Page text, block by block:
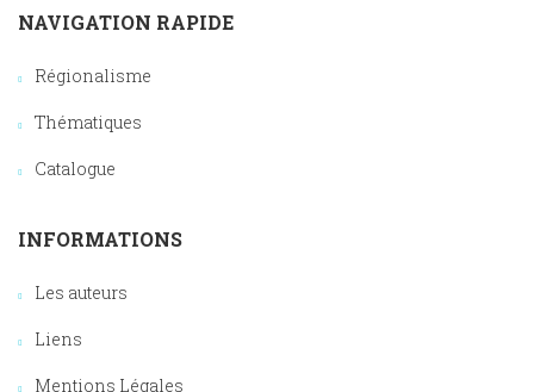
NAVIGATION RAPIDE
Régionalisme
Thématiques
Catalogue
INFORMATIONS
Les auteurs
Liens
Mentions Légales